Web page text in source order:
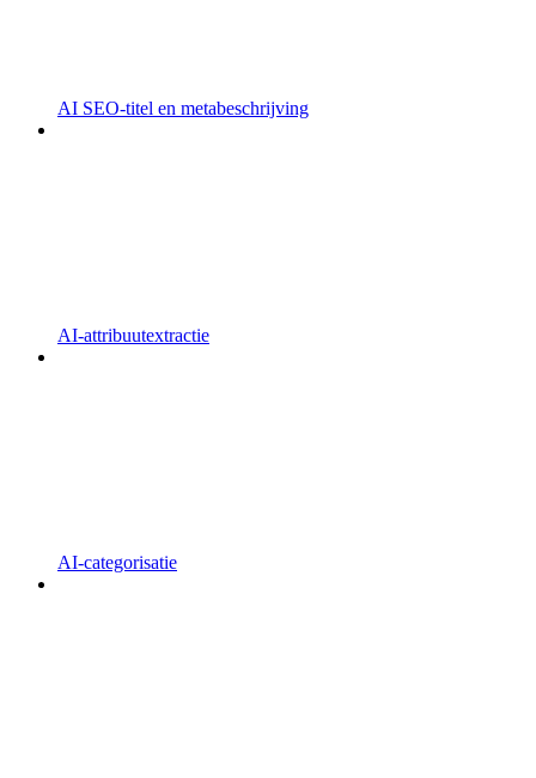
AI SEO-titel en metabeschrijving
AI-attribuutextractie
AI-categorisatie